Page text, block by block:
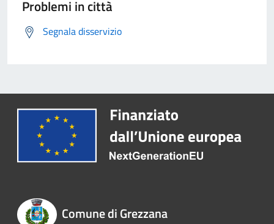
Problemi in città
Segnala disservizio
Comune di Grezzana